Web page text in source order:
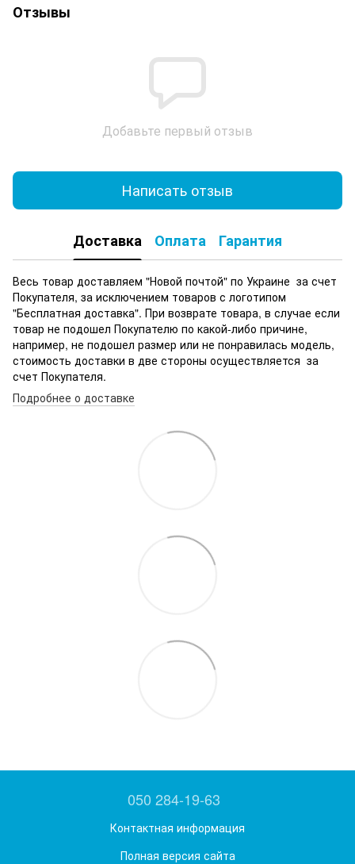
Отзывы
Добавьте первый отзыв
Написать отзыв
Доставка Оплата Гарантия
Весь товар доставляем "Новой почтой" по Украине за счет
Покупателя, за исключением товаров с логотипом
"Бесплатная доставка". При возврате товара, в случае если
товар не подошел Покупателю по какой-либо причине,
например, не подошел размер или не понравилась модель,
стоимость доставки в две стороны осуществляется за
счет Покупателя.
Подробнее о доставке
050 284-19-63
Контактная информация
Полная версия сайта